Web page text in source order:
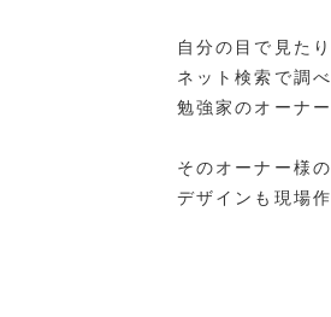
自分の目で見たり
ネット検索で調
勉強家のオーナ
そのオーナー様
デザインも現場